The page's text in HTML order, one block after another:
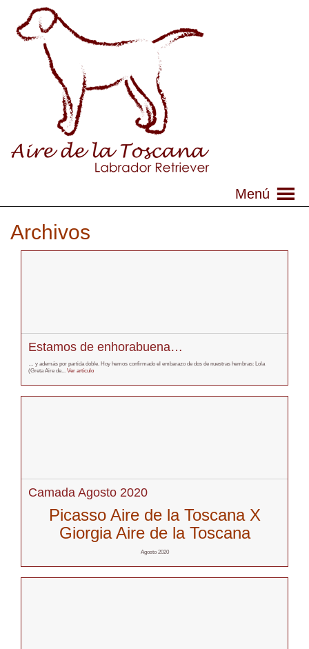
Menú
Archivos
Estamos de enhorabuena…
… y además por partida doble. Hoy hemos confirmado el embarazo de dos de nuestras hembras: Lola
(Greta Aire de... Ver artículo
Camada Agosto 2020
Picasso Aire de la Toscana X
Giorgia Aire de la Toscana
Agosto 2020